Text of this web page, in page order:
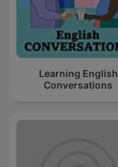
Learning English
Conversations